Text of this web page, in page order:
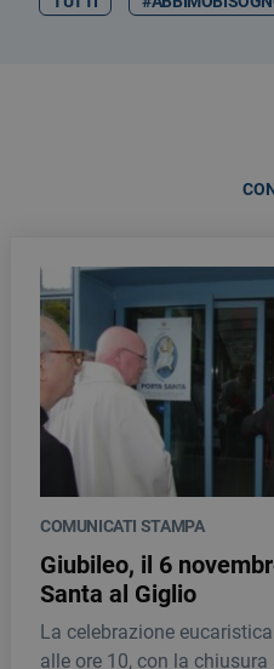
COMUNICATI STAMPA
Giubileo, il 6
Santa al Giglio
La celebrazione
alle ore 10, con la